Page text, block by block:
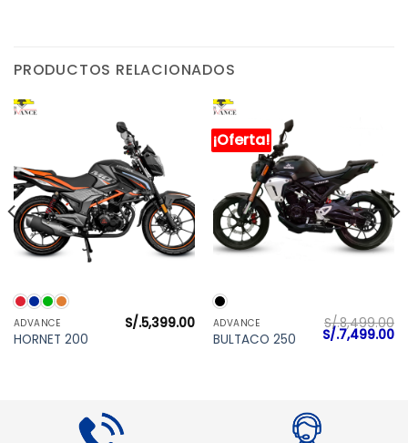
PRODUCTOS RELACIONADOS
ADVANCE
HORNET 200
S/.5,399.00
¡Oferta!
ADVANCE
BULTACO 250
S/.8,499.00
El
precio
S/.7,499.00El